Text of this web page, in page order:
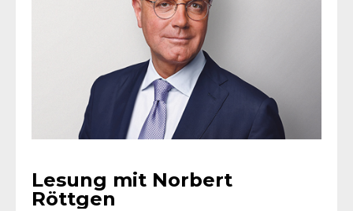
Lesung mit Norbert
Röttgen